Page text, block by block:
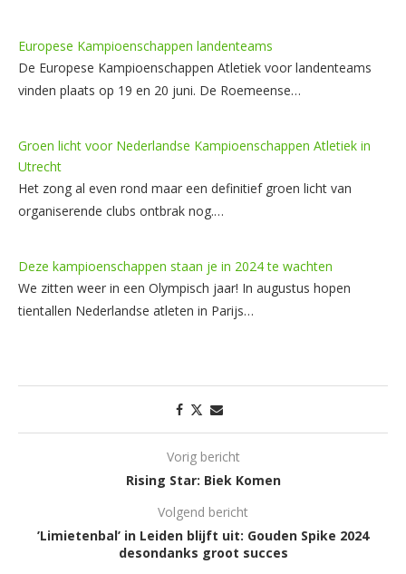
Europese Kampioenschappen landenteams
De Europese Kampioenschappen Atletiek voor landenteams
vinden plaats op 19 en 20 juni. De Roemeense…
Groen licht voor Nederlandse Kampioenschappen Atletiek in
Utrecht
Het zong al even rond maar een definitief groen licht van
organiserende clubs ontbrak nog.…
Deze kampioenschappen staan je in 2024 te wachten
We zitten weer in een Olympisch jaar! In augustus hopen
tientallen Nederlandse atleten in Parijs…
Vorig bericht
Rising Star: Biek Komen
Volgend bericht
’Limietenbal’ in Leiden blijft uit: Gouden Spike 2024
desondanks groot succes